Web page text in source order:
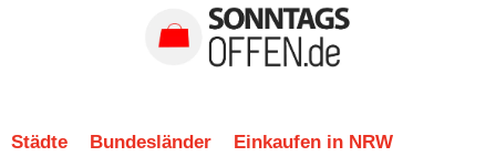
Städte Bundesländer
Einkaufen in NRW